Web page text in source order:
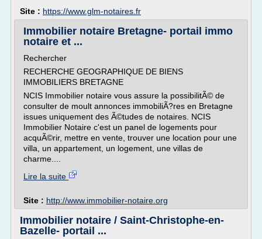
Site : https://www.glm-notaires.fr
Immobilier notaire Bretagne- portail immo
notaire et ...
Rechercher
RECHERCHE GEOGRAPHIQUE DE BIENS
IMMOBILIERS BRETAGNE
NCIS Immobilier notaire vous assure la possibilitÃ© de
consulter de moult annonces immobiliÃ?res en Bretagne
issues uniquement des Ã©tudes de notaires. NCIS
Immobilier Notaire c'est un panel de logements pour
acquÃ©rir, mettre en vente, trouver une location pour une
villa, un appartement, un logement, une villas de
charme....
Lire la suite
Site : http://www.immobilier-notaire.org
Immobilier notaire / Saint-Christophe-en-
Bazelle- portail ...